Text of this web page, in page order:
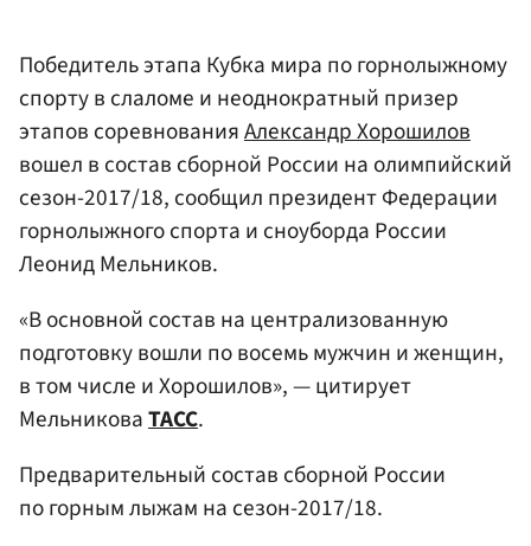
Победитель этапа Кубка мира по горнолыжному
спорту в слаломе и неоднократный призер
этапов соревнованияАлександр Хорошилов
вошел в состав сборной России на олимпийский
сезон-2017/18, сообщил президент Федерации
горнолыжного спорта и сноуборда России
Леонид Мельников.
«В основной состав на централизованную
подготовку вошли по восемь мужчин и женщин,
в том числе и Хорошилов», — цитирует
МельниковаТАСС.
Предварительный состав сборной России
по горным лыжам на сезон-2017/18.